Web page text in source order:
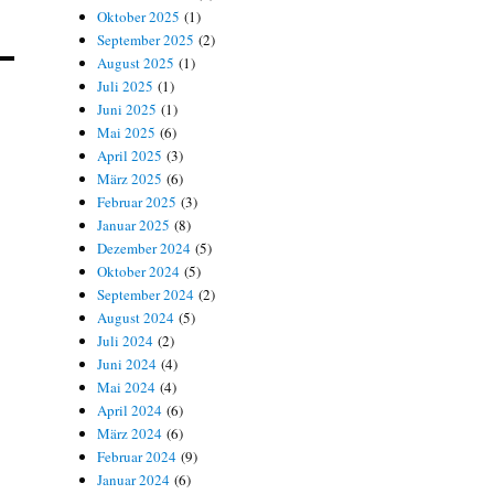
Oktober 2025 (1)
September 2025 (2)
August 2025 (1)
Juli 2025 (1)
Juni 2025 (1)
Mai 2025 (6)
April 2025 (3)
März 2025 (6)
Februar 2025 (3)
Januar 2025 (8)
Dezember 2024 (5)
Oktober 2024 (5)
September 2024 (2)
August 2024 (5)
Juli 2024 (2)
Juni 2024 (4)
Mai 2024 (4)
April 2024 (6)
März 2024 (6)
Februar 2024 (9)
Januar 2024 (6)